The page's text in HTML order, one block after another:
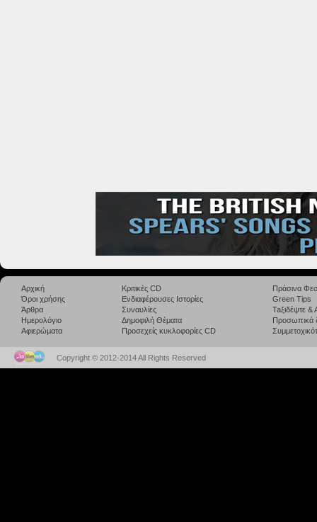
Αρχική
Όροι χρήσης
Άρθρα
Ημερολόγιο
Αφιερώματα
Κριτικές CD
Ενδιαφέρουσες Ιστορίες
Συναυλίες
Δημοφιλή Θέματα
Προσεχείς κυκλοφορίες CD
Πράσινα
Green Tips
Taξιδέψτε
Προσωπικά
Copyright © 2012-2014 All Rights Reserved